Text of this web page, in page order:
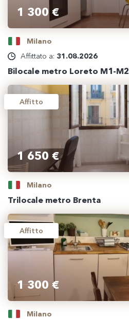
1 300 €
Milano
Affittato a: 31.08.2026
Bilocale metro Loreto M1-M2
Affitto
1 650 €
Milano
Trilocale metro Brenta
Affitto
1 300 €
Milano